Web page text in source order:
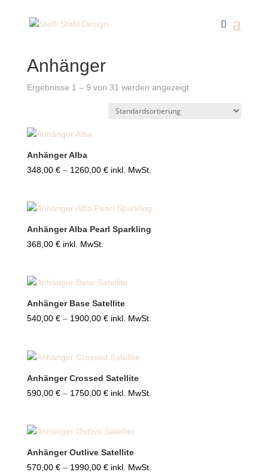
Anhänger
Ergebnisse 1 – 9 von 31 werden angezeigt
Anhänger Alba
348,00 € – 1260,00 €Preisspanne:
1260,00 €
inkl. MwSt.
Anhänger Alba Pearl Sparkling
368,00 € inkl. MwSt.
Anhänger Base Satellite
540,00 € – 1900,00 €Preisspanne:
1900,00 €
inkl. MwSt.
Anhänger Crossed Satellite
590,00 € – 1750,00 €Preisspanne:
1750,00 €
inkl. MwSt.
Anhänger Outlive Satellite
570,00 € – 1990,00 €Preisspanne:
inkl. MwSt.